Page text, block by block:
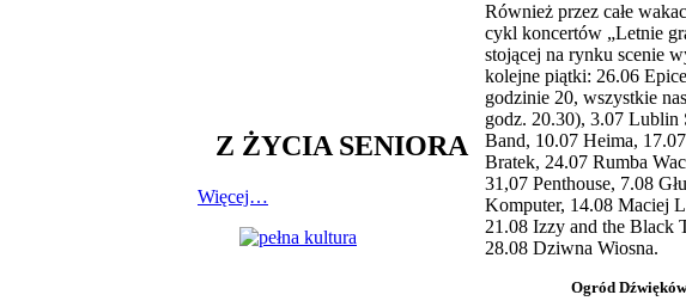
Z ŻYCIA SENIORA
Więcej…
Również przez całe
cykl koncertów „Letnie
stojącej na rynku scenie
kolejne piątki: 26.06
godzinie 20, wszystkie
godz. 20.30), 3.07 Lublin
Band, 10.07 Heima,
Bratek, 24.07 Rumba
31,07 Penthouse, 7.08
Komputer, 14.08 Maciej
21.08 Izzy and the Black
28.08 Dziwna Wiosna.
Ogród Dźwięków